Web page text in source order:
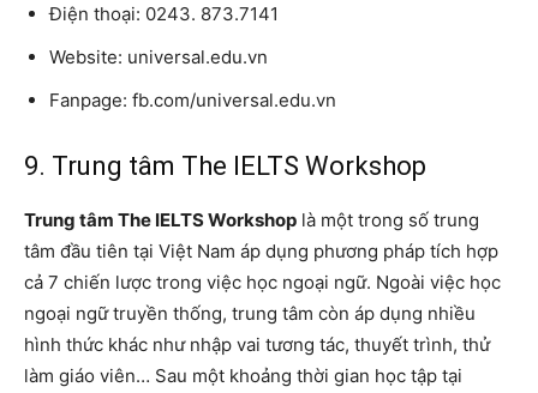
Điện thoại: 0243. 873.7141
Website: universal.edu.vn
Fanpage: fb.com/universal.edu.vn
9. Trung tâm The IELTS Workshop
Trung tâm The IELTS Workshop là một trong số trung
tâm đầu tiên tại Việt Nam áp dụng phương pháp tích hợp
cả 7 chiến lược trong việc học ngoại ngữ. Ngoài việc học
ngoại ngữ truyền thống, trung tâm còn áp dụng nhiều
hình thức khác như nhập vai tương tác, thuyết trình, thử
làm giáo viên… Sau một khoảng thời gian học tập tại